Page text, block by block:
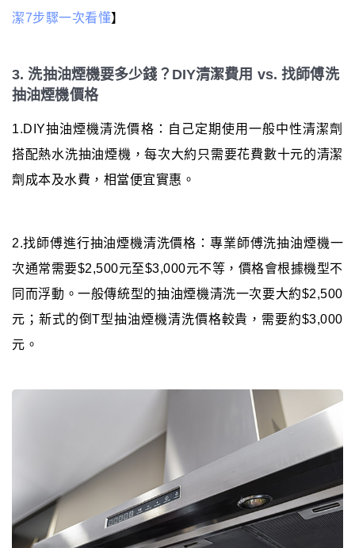
潔7步驟一次看懂】
3. 洗抽油煙機要多少錢？DIY清潔費用 vs. 找師傅洗
抽油煙機價格
1.DIY抽油煙機清洗價格：自己定期使用一般中性清潔劑
搭配熱水洗抽油煙機，每次大約只需要花費數十元的清潔
劑成本及水費，相當便宜實惠。
2.找師傅進行抽油煙機清洗價格：專業師傅洗抽油煙機一
次通常需要$2,500元至$3,000元不等，價格會根據機型不
同而浮動。一般傳統型的抽油煙機清洗一次要大約$2,500
元；新式的倒T型抽油煙機清洗價格較貴，需要約$3,000
元。